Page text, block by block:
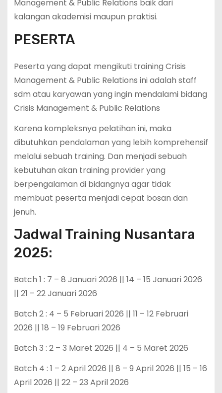
Management & Public Relations baik dari
kalangan akademisi maupun praktisi.
PESERTA
Peserta yang dapat mengikuti training Crisis
Management & Public Relations ini adalah staff
sdm atau karyawan yang ingin mendalami bidang
Crisis Management & Public Relations
Karena kompleksnya pelatihan ini, maka
dibutuhkan pendalaman yang lebih komprehensif
melalui sebuah training. Dan menjadi sebuah
kebutuhan akan training provider yang
berpengalaman di bidangnya agar tidak
membuat peserta menjadi cepat bosan dan
jenuh.
Jadwal Training Nusantara
2025:
Batch 1 : 7 – 8 Januari 2026 || 14 – 15 Januari 2026
|| 21 – 22 Januari 2026
Batch 2 : 4 – 5 Februari 2026 || 11 – 12 Februari
2026 || 18 – 19 Februari 2026
Batch 3 : 2 – 3 Maret 2026 || 4 – 5 Maret 2026
Batch 4 : 1 – 2 April 2026 || 8 – 9 April 2026 || 15 – 16
April 2026 || 22 – 23 April 2026